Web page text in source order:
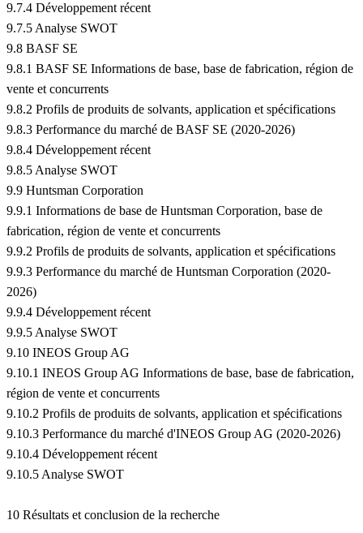
9.7.4 Développement récent
9.7.5 Analyse SWOT
9.8 BASF SE
9.8.1 BASF SE Informations de base, base de fabrication, région de
vente et concurrents
9.8.2 Profils de produits de solvants, application et spécifications
9.8.3 Performance du marché de BASF SE (2020-2026)
9.8.4 Développement récent
9.8.5 Analyse SWOT
9.9 Huntsman Corporation
9.9.1 Informations de base de Huntsman Corporation, base de
fabrication, région de vente et concurrents
9.9.2 Profils de produits de solvants, application et spécifications
9.9.3 Performance du marché de Huntsman Corporation (2020-
2026)
9.9.4 Développement récent
9.9.5 Analyse SWOT
9.10 INEOS Group AG
9.10.1 INEOS Group AG Informations de base, base de fabrication,
région de vente et concurrents
9.10.2 Profils de produits de solvants, application et spécifications
9.10.3 Performance du marché d'INEOS Group AG (2020-2026)
9.10.4 Développement récent
9.10.5 Analyse SWOT
10 Résultats et conclusion de la recherche